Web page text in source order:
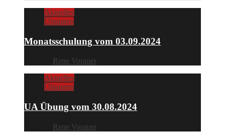
Aktuelles
Übungen
Monatsschulung vom 03.09.2024
Rene Vorauer
Aktuelles
Übungen
UA Übung vom 30.08.2024
Rene Vorauer